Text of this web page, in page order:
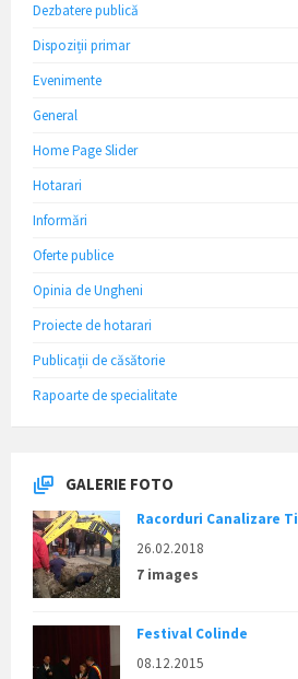
Dezbatere publică
Dispoziții primar
Evenimente
General
Home Page Slider
Hotarari
Informări
Oferte publice
Opinia de Ungheni
Proiecte de hotarari
Publicații de căsătorie
Rapoarte de specialitate
GALERIE FOTO
Racorduri Canalizare
26.02.2018
7 images
Festival Colinde
08.12.2015